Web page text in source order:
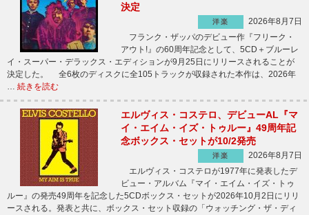
決定
洋楽
2026年8月7日
フランク・ザッパのデビュー作『フリーク・
アウト!』の60周年記念として、5CD＋ブルーレ
イ・スーパー・デラックス・エディションが9月25日にリリースされることが
決定した。 全6枚のディスクに全105トラックが収録された本作は、2026年
… 続きを読む
エルヴィス・コステロ、デビューAL『マ
イ・エイム・イズ・トゥルー』49周年記
念ボックス・セットが10/2発売
洋楽
2026年8月7日
エルヴィス・コステロが1977年に発表したデ
ビュー・アルバム『マイ・エイム・イズ・トゥ
ルー』の発売49周年を記念した5CDボックス・セットが2026年10月2日にリリ
ースされる。発表と共に、ボックス・セット収録の「ウォッチング・ザ・ディ